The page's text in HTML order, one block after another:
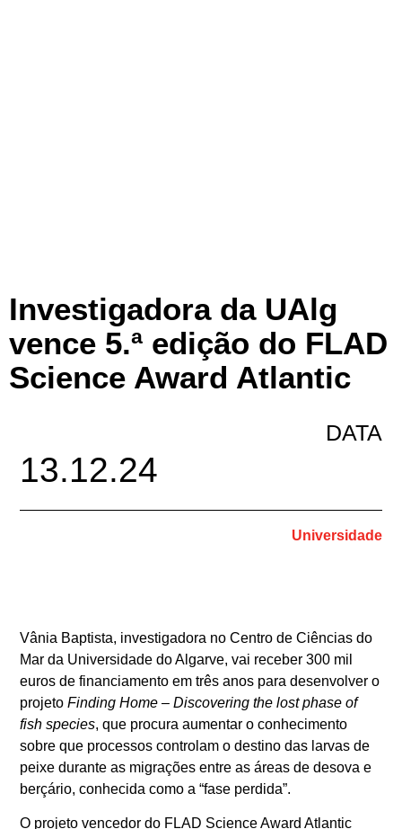
Investigadora da UAlg
vence 5.ª edição do FLAD
Science Award Atlantic
DATA
13.12.24
Universidade
Vânia Baptista, investigadora no Centro de Ciências do
Mar da Universidade do Algarve, vai receber 300 mil
euros de financiamento em três anos para desenvolver o
projetoFinding Home – Discovering the lost phase of
fish species, que procura aumentar o conhecimento
sobre que processos controlam o destino das larvas de
peixe durante as migrações entre as áreas de desova e
berçário, conhecida como a “fase perdida”.
O projeto vencedor do FLAD Science Award Atlantic